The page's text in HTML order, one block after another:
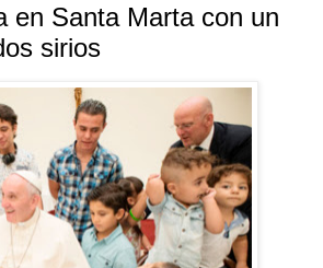
en Santa Marta con un
sirios